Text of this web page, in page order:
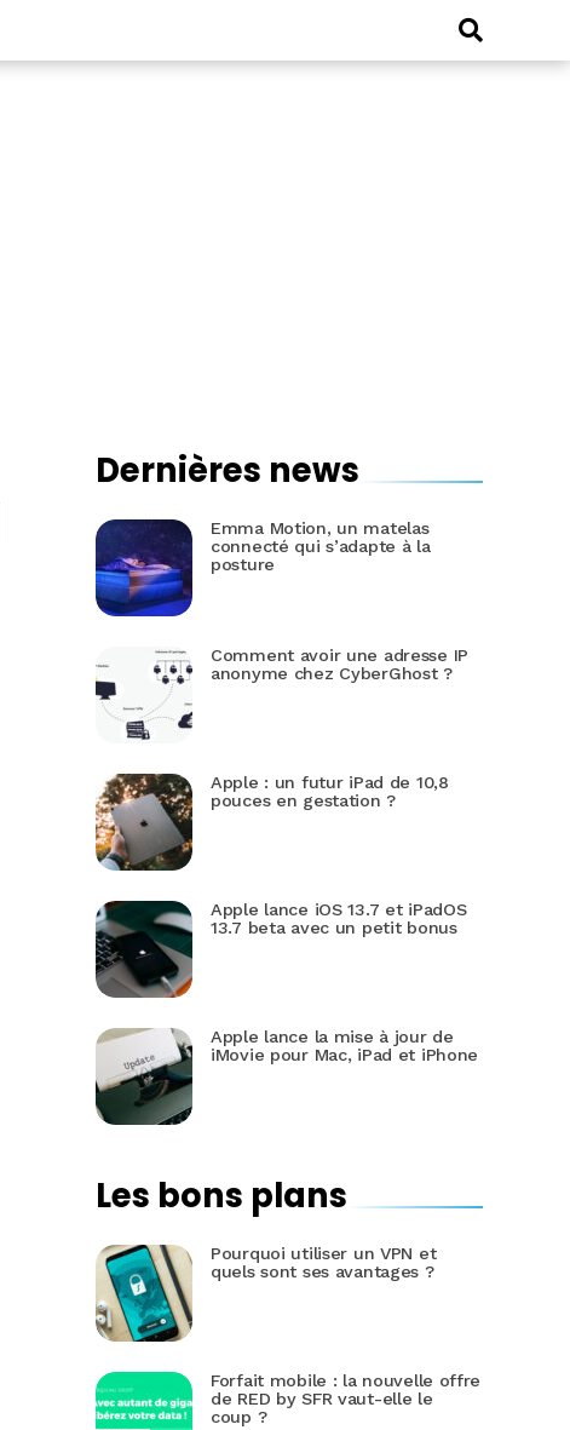
Dernières news
Emma Motion, un matelas
connecté qui s’adapte à la
posture
Comment avoir une adresse IP
anonyme chez CyberGhost ?
Apple : un futur iPad de 10,8
pouces en gestation ?
Apple lance iOS 13.7 et iPadOS
13.7 beta avec un petit bonus
Apple lance la mise à jour de
iMovie pour Mac, iPad et iPhone
Les bons plans
Pourquoi utiliser un VPN et
quels sont ses avantages ?
Forfait mobile : la nouvelle offre
de RED by SFR vaut-elle le
coup ?